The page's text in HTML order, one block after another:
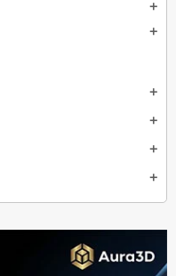
add
add
add
add
add
add